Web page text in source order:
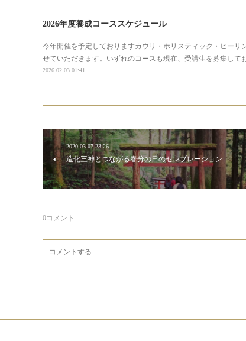
2026年度養成コーススケジュール
今年開催を予定しておりますカウリ・ホリスティック・ヒー
せていただきます。いずれのコースも現在、受講生を募集し
2026.02.03 01:41
2020.03.07 23:26
造化三神とつながる春分の日のセレブレーション
0コメント